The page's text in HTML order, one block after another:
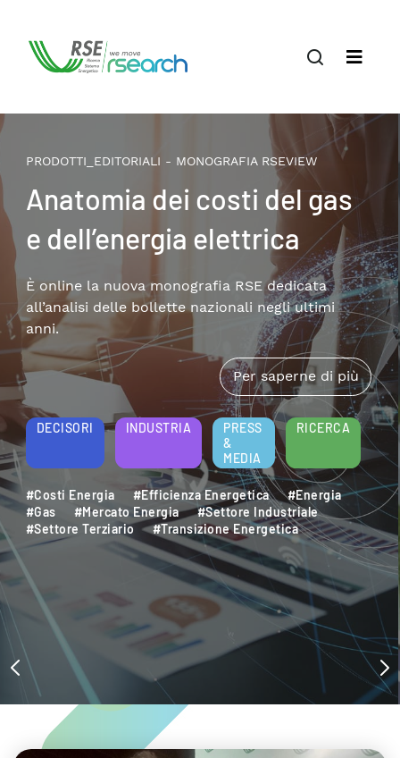
PRODOTTI_EDITORIALI - MONOGRAFIA RSEVIEW
Il terziario privato nella
transizione energetica:
patrimonio edilizio,
consumi e soluzioni
Disponibile online la nuova monografia RSE che
approfondisce i temi della riqualificazione
energetica e della sostenibilità aziendale.
Per saperne di più
DECISORI INDUSTRIA
PRESS
&
MEDIA
RICERCA
#Decarbonizzazione
#Efficienza Energetica
#Settore Industriale
#Settore Terziario
#Sostenibilità Ambientale
#Sviluppo Sostenibile
#Transizione Energetica